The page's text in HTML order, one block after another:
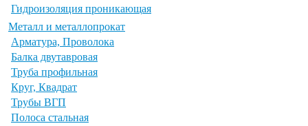
Гидроизоляция проникающая
Металл и металлопрокат
Арматура, Проволока
Балка двутавровая
Труба профильная
Круг, Квадрат
Трубы ВГП
Полоса стальная